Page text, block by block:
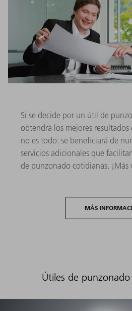
Si se decide por un útil de
obtendrá los mejores resultados
no es todo: se beneficiará de
servicios adicionales que
de punzonado cotidianas. ¡Más
MÁS
Útiles de punzonado